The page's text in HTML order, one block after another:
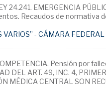
24.241. EMERGENCIA
Recaudos de normativa
- CÁMARA
Pensión por
DEL ART. 49, INC. 4,
MÉDICA CENTRAL SON